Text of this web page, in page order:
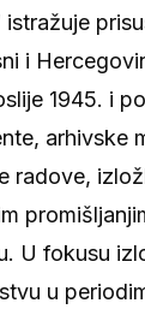
istražuje
i
1945. i
arhivske
radove,
U fokusu
u